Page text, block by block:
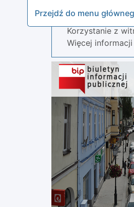
Przejdź do menu
Nasza strona
Korzystanie z
Więcej